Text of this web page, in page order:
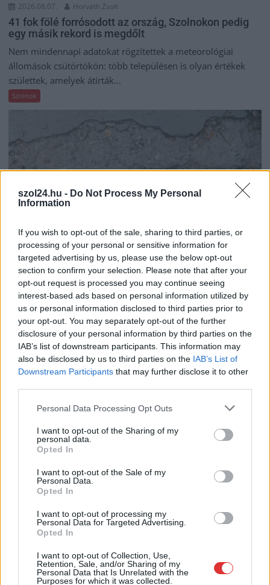
szol24.hu - Do Not Process My Personal
Information
If you wish to opt-out of the sale, sharing to third parties, or
processing of your personal or sensitive information for
targeted advertising by us, please use the below opt-out
section to confirm your selection. Please note that after your
opt-out request is processed you may continue seeing
interest-based ads based on personal information utilized by
us or personal information disclosed to third parties prior to
your opt-out. You may separately opt-out of the further
disclosure of your personal information by third parties on the
IAB’s list of downstream participants. This information may
also be disclosed by us to third parties on the IAB’s List of
Downstream Participants that may further disclose it to other
Please note that this website/app uses one or more Google
not limited to your visit or usage behaviour. You may click to
grant or deny consent to Google and its third-party tags to
use your data for below specified purposes in below Google
consent section.
Personal Data Processing Opt Outs
I want to opt-out of the Sharing of my
personal data.
Opted In
I want to opt-out of the Sale of my
Personal Data.
Opted In
I want to opt-out of processing my
Personal Data for Targeted Advertising.
Opted In
I want to opt-out of Collection, Use,
Retention, Sale, and/or Sharing of my
Personal Data that Is Unrelated with the
Purposes for which it was collected.
2026.08.07. Horváth Zsolt
41 fok fölé forrósodott az ország, Szolnokon pedig
egy másik rekord is megdőlt
Nem mindennapi adatokat rögzítettek a meteorológiai
állomások csütörtökön: több településen is olyan értékek
születtek, amelyek átírták...
Szolnok
2026.08.06. Kiss Lajos
Csendélet 5.0: alig balesetveszélyes lépcső és
remek állapotban levő buszmegálló mutatja, hogy
Szolnok mennyire élhető város
Ha csak ezeket a képeket látnánk, azt gondolnánk, hogy az
egyik leglepusztultabb balkáni vidéken járunk, de...
Szolnok